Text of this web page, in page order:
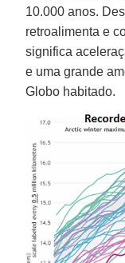
10.000 anos.
retroalimenta e
significa
e uma grande
Globo habitado.